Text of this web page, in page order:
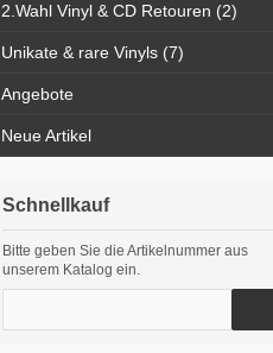
2.Wahl Vinyl & CD Retouren (2)
Unikate & rare Vinyls (7)
Angebote
Neue Artikel
Schnellkauf
Bitte geben Sie die Artikelnummer aus
unserem Katalog ein.